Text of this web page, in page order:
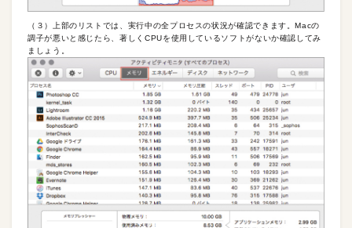
（３）上部のリストでは、実行中の全プロセスの状況が確認できます。Macの
調子が悪いと感じたら、著しくCPUを使用しているソフトがないか確認してみ
ましょう。